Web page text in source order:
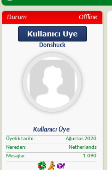
Durum Offline
Donshuck
Kullanıcı Üye
Üyelik tarihi
Ağustos 2020
Nereden
Netherlands
Mesajlar
1.090